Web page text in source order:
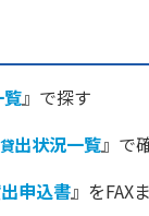
覧』で探す
貸出状況一覧』で
申込書』をFAX